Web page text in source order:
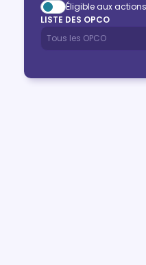
Éligible aux
LISTE DES OPCO